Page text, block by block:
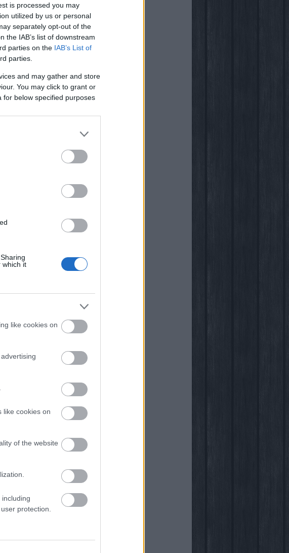
is processed you may
utilized by us or personal
separately opt-out of the
the IAB’s list of downstream
parties on the IAB’s List of
parties.
and may gather and store
You may click to grant or
below specified purposes
which it
like cookies on
like cookies on
of the website
protection.
Amadea blogja
Amilgade
Andiamo
Ani a könyvek világában
Annamarie
AnniPanni
Bridge olvas
Byblos
Carmencita
Christine
Cs.P. könyvesblogja
Katherine's Bookstore
Keményfedél
Könyvespolcom
Könyvmoly
Könyvmolyoló
Lobo
Miestas magánkönyvtára
Minden könyv egy
Müzli
Ninetta és a
könyvmolyok
Pável
Pupilla
Rita olvas
Sajtosrolo
Tíci és Gedi